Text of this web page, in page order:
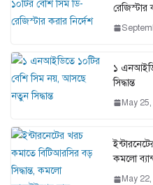
রেজিস্টার
১
সিদ্ধান্ত
May
কমলো
May